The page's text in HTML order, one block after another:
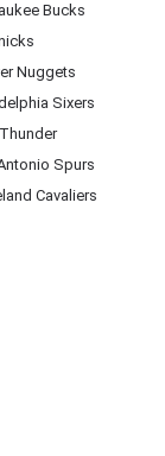
Bucks
Nuggets
Sixers
Spurs
Cavaliers